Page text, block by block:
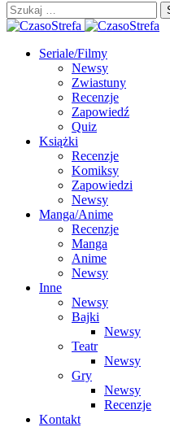
Szukaj:
Seriale/Filmy
Newsy
Zwiastuny
Recenzje
Zapowiedź
Quiz
Książki
Recenzje
Komiksy
Zapowiedzi
Newsy
Manga/Anime
Recenzje
Manga
Anime
Newsy
Inne
Newsy
Bajki
Newsy
Teatr
Newsy
Gry
Newsy
Recenzje
Kontakt